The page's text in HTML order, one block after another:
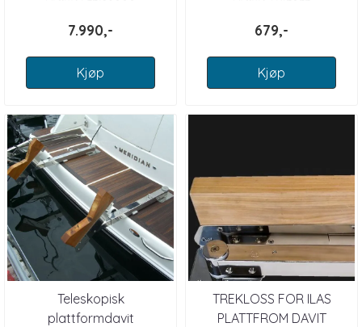
7.990,-
Kjøp
679,-
Kjøp
Teleskopisk
plattformdavit
TREKLOSS FOR ILAS
PLATTFROM DAVIT